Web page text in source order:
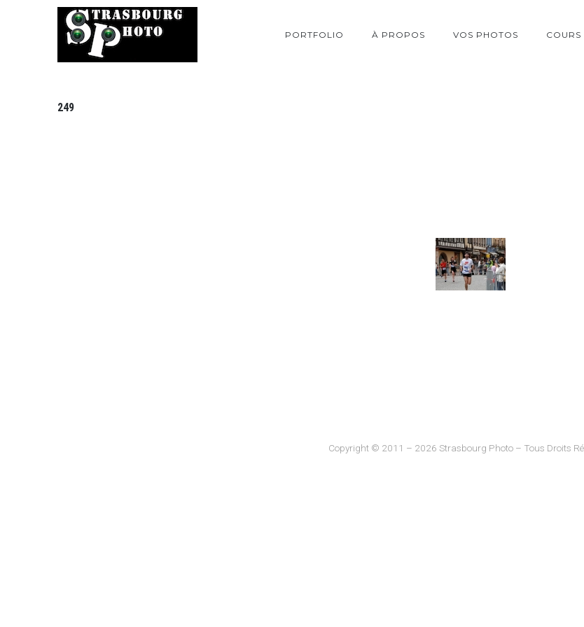
PORTFOLIO À PROPOS VOS PHOTOS
249
Copyright © 2011 – 2026 Strasbourg Photo – Tous Droits